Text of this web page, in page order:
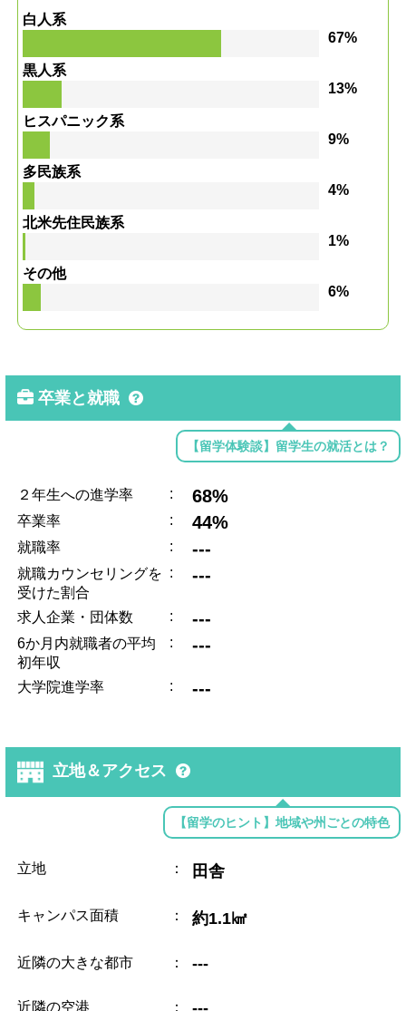
白人系
67%
黒人系
13%
ヒスパニック系
9%
多民族系
4%
北米先住民族系
1%
その他
6%
卒業と就職
【留学体験談】留学生の就活とは？
２年生への進学率 : 68%
卒業率 : 44%
就職率 : ---
就職カウンセリングを
受けた割合
: ---
求人企業・団体数 : ---
6か月内就職者の平均
初年収
: ---
大学院進学率 : ---
立地＆アクセス
【留学のヒント】地域や州ごとの特色
立地 ： 田舎
キャンパス面積 ： 約1.1㎢
近隣の大きな都市 ： ---
近隣の空港 ：